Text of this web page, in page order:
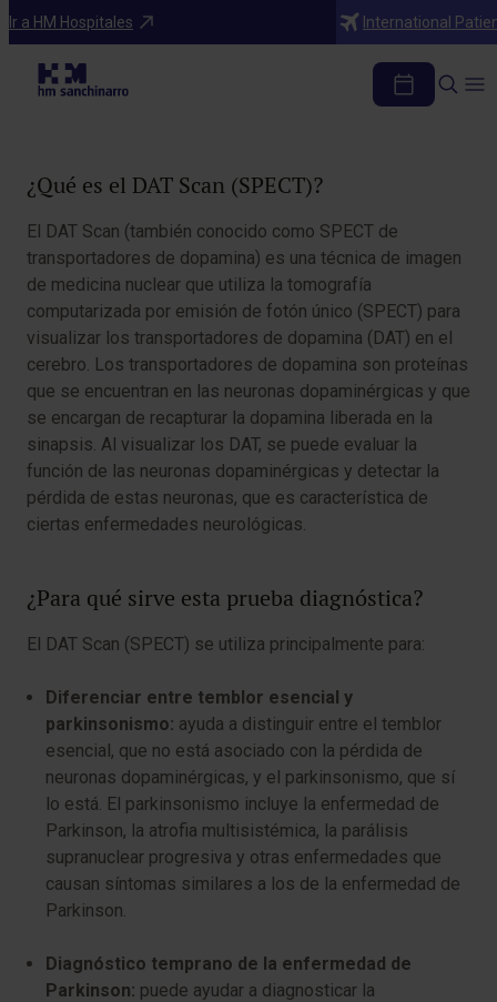
Ir a HM Hospitales International
Diagnosticos
DAT Scan (SPECT)
¿Qué es el DAT Scan (SPECT)?
El DAT Scan (también conocido como SPECT de
transportadores de dopamina) es una técnica de imagen
de medicina nuclear que utiliza la tomografía
computarizada por emisión de fotón único (SPECT) para
visualizar los transportadores de dopamina (DAT) en el
cerebro. Los transportadores de dopamina son proteínas
que se encuentran en las neuronas dopaminérgicas y que
se encargan de recapturar la dopamina liberada en la
sinapsis. Al visualizar los DAT, se puede evaluar la
función de las neuronas dopaminérgicas y detectar la
pérdida de estas neuronas, que es característica de
ciertas enfermedades neurológicas.
¿Para qué sirve esta prueba diagnóstica?
El DAT Scan (SPECT) se utiliza principalmente para:
Diferenciar entre temblor esencial y
parkinsonismo: ayuda a distinguir entre el temblor
esencial, que no está asociado con la pérdida de
neuronas dopaminérgicas, y el parkinsonismo, que sí
lo está. El parkinsonismo incluye la enfermedad de
Parkinson, la atrofia multisistémica, la parálisis
supranuclear progresiva y otras enfermedades que
causan síntomas similares a los de la enfermedad de
Parkinson.
Diagnóstico temprano de la enfermedad de
Parkinson: puede ayudar a diagnosticar la